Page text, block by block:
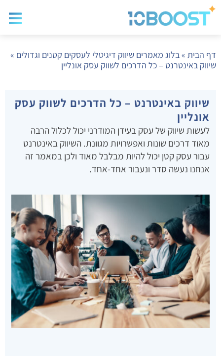
דף הבית »בלוג מאמרים שיווק דיגיטלי לעסקים קטנים וגדולים »
שיווק באינטרנט – כל הדרכים לשווק עסק אונליין
שיווק באינטרנט – כל הדרכים לשווק עסק
אונליין
לעשות שיווק של עסק בעידן המודרני יכול לכלול הרבה
מאוד דרכים שונות ואפשרויות מגוונת. השיווק באינטרנט
עבור עסק קטן יכול להיות מבלבל מאוד ולכן במאמר זה
אנחנו נעשה סדר ונעבור אחד-אחד.